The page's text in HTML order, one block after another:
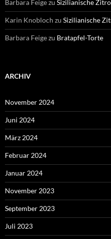
Barbara Feigezu Sizilianische
Karin Knobloch zu Sizilianische
Barbara Feigezu Bratapfel-Torte
ARCHIV
November 2024
Juni 2024
März 2024
Februar 2024
Januar 2024
November 2023
September 2023
Juli 2023